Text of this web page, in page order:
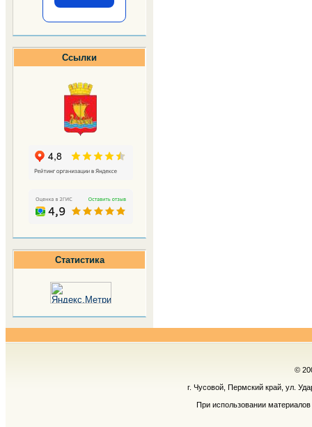
Ссылки
Статистика
©
г. Чусовой, Пермский край, ул.
При использовании